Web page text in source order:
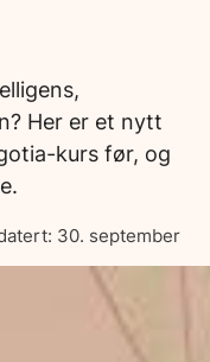
Her er et nytt
kurs før, og
30. september